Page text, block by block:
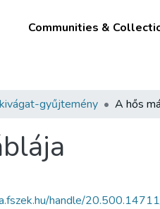
Communities &
gyűjtemény
handle/